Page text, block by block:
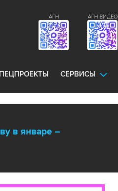
АГН ВИДЕО
АГН
СЕРВИСЫ
в январе –